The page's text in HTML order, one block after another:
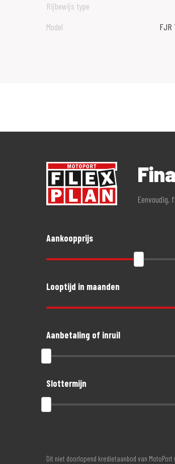
Rijbewijs type
Model
FJR
Eenvoudig,
Aankoopprijs
Looptijd in maanden
Aanbetaling of inruil
Slottermijn
Dit niet doorlopend kredietaanbod van MotoPort